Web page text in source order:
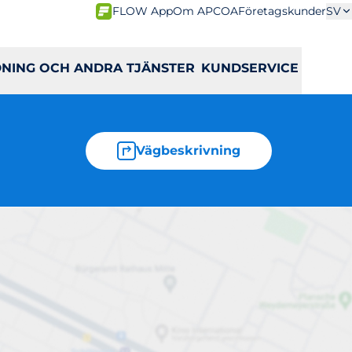
FLOW AppOm APCOAFöretagskunderSV
OCH ANDRA TJÄNSTER KUNDSERVICE
Vägbeskrivning